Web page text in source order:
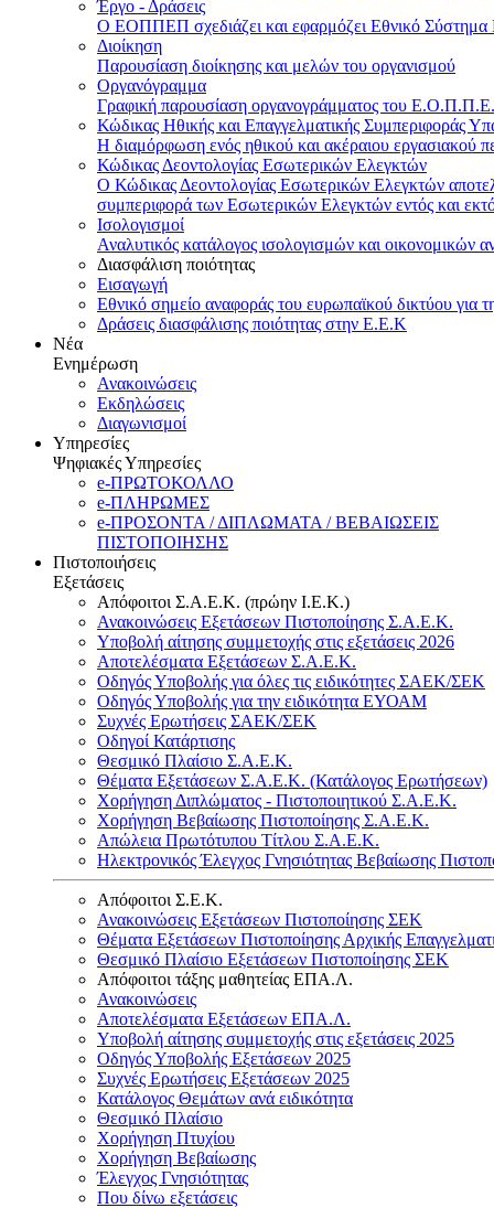
Έργο - Δράσεις
Ο ΕΟΠΠΕΠ σχεδιάζει και εφαρμόζει Eθνικό Σύστημα
Διοίκηση
Παρουσίαση διοίκησης και μελών του οργανισμού
Οργανόγραμμα
Γραφική παρουσίαση οργανογράμματος του
Κώδικας Ηθικής και Επαγγελματικής Συμπεριφοράς
Η διαμόρφωση ενός ηθικού και ακέραιου εργασιακού
Κώδικας Δεοντολογίας Εσωτερικών Ελεγκτών
Ο Κώδικας Δεοντολογίας Εσωτερικών Ελεγκτών
συμπεριφορά των Εσωτερικών Ελεγκτών εντός και
Ισολογισμοί
Αναλυτικός κατάλογος ισολογισμών και οικονομικών
Διασφάλιση ποιότητας
Εισαγωγή
Εθνικό σημείο αναφοράς του ευρωπαϊκού δικτύου για
Δράσεις διασφάλισης ποιότητας στην Ε.Ε.Κ
Νέα
Ενημέρωση
Ανακοινώσεις
Εκδηλώσεις
Διαγωνισμοί
Υπηρεσίες
Ψηφιακές Υπηρεσίες
e-ΠΡΩΤΟΚΟΛΛΟ
e-ΠΛΗΡΩΜΕΣ
e-ΠΡΟΣΟΝΤΑ / ΔΙΠΛΩΜΑΤΑ / ΒΕΒΑΙΩΣΕΙΣ
ΠΙΣΤΟΠΟΙΗΣΗΣ
Πιστοποιήσεις
Εξετάσεις
Απόφοιτοι Σ.Α.Ε.Κ. (πρώην Ι.Ε.Κ.)
Ανακοινώσεις Εξετάσεων Πιστοποίησης Σ.Α.Ε.Κ.
Υποβολή αίτησης συμμετοχής στις εξετάσεις 2026
Αποτελέσματα Εξετάσεων Σ.Α.Ε.Κ.
Οδηγός Υποβολής για όλες τις ειδικότητες ΣΑΕΚ/ΣΕΚ
Οδηγός Υποβολής για την ειδικότητα ΕΥΟΑΜ
Συχνές Ερωτήσεις ΣΑΕΚ/ΣΕΚ
Οδηγοί Κατάρτισης
Θεσμικό Πλαίσιο Σ.Α.Ε.Κ.
Θέματα Εξετάσεων Σ.Α.Ε.Κ. (Κατάλογος Ερωτήσεων)
Χορήγηση Διπλώματος - Πιστοποιητικού Σ.Α.Ε.Κ.
Χορήγηση Βεβαίωσης Πιστοποίησης Σ.Α.Ε.Κ.
Απώλεια Πρωτότυπου Τίτλου Σ.Α.Ε.Κ.
Ηλεκτρονικός Έλεγχος Γνησιότητας Βεβαίωσης
Απόφοιτοι Σ.Ε.Κ.
Ανακοινώσεις Εξετάσεων Πιστοποίησης ΣΕΚ
Θέματα Εξετάσεων Πιστοποίησης Αρχικής
Θεσμικό Πλαίσιο Εξετάσεων Πιστοποίησης ΣΕΚ
Απόφοιτοι τάξης μαθητείας ΕΠΑ.Λ.
Ανακοινώσεις
Αποτελέσματα Εξετάσεων ΕΠΑ.Λ.
Υποβολή αίτησης συμμετοχής στις εξετάσεις 2025
Οδηγός Υποβολής Εξετάσεων 2025
Συχνές Ερωτήσεις Εξετάσεων 2025
Κατάλογος Θεμάτων ανά ειδικότητα
Θεσμικό Πλαίσιο
Χορήγηση Πτυχίου
Χορήγηση Βεβαίωσης
Έλεγχος Γνησιότητας
Που δίνω εξετάσεις